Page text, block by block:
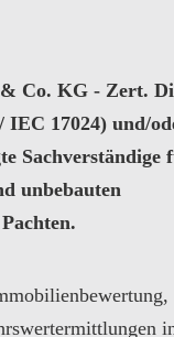
Co. KG - Zert.
IEC 17024) und/
Sachverständige
unbebauten